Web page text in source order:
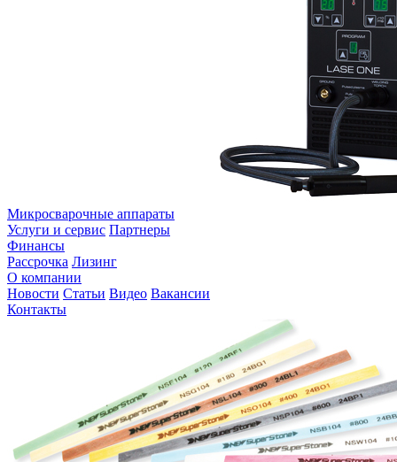
Микросварочные аппараты
Услуги и сервис Партнеры
Финансы
Рассрочка Лизинг
О компании
Новости Статьи Видео Вакансии
Контакты